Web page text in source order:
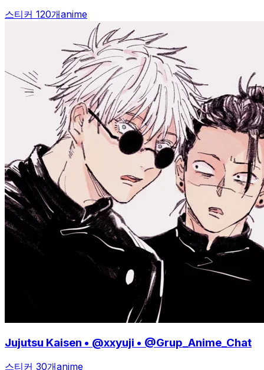
스티커 120개anime
Jujutsu Kaisen • @xxyuji • @Grup_Anime_Chat
스티커 30개anime